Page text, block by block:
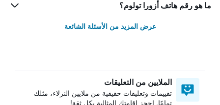
ما هو رقم هاتف أزورا تولوم؟
عرض المزيد من الأسئلة الشائعة
الملايين من التعليقات
تقييمات وتعليقات حقيقية من ملايين النزلاء، مثلك
تمامًا. احجز إقامتك المثالية بكل ثقة!